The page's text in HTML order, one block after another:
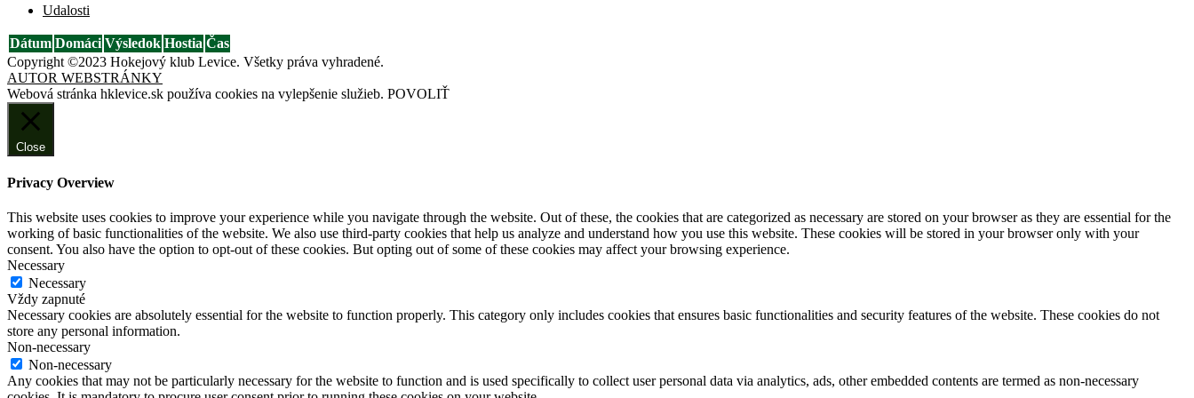
Udalosti
Dátum Domáci Výsledok Hostia Čas
Copyright ©2023 Hokejový klub Levice. Všetky práva vyhradené.
AUTOR WEBSTRÁNKY
Webová stránka hklevice.sk používa cookies na vylepšenie služieb. POVOLIŤ
Close
Privacy Overview
This website uses cookies to improve your experience while you navigate through the website. Out of these, the cookies that are categorized as necessary are stored on your browser as they are essential for the
working of basic functionalities of the website. We also use third-party cookies that help us analyze and understand how you use this website. These cookies will be stored in your browser only with your
consent. You also have the option to opt-out of these cookies. But opting out of some of these cookies may affect your browsing experience.
Necessary
Necessary
Vždy zapnuté
Necessary cookies are absolutely essential for the website to function properly. This category only includes cookies that ensures basic functionalities and security features of the website. These cookies do not
store any personal information.
Non-necessary
Non-necessary
Any cookies that may not be particularly necessary for the website to function and is used specifically to collect user personal data via analytics, ads, other embedded contents are termed as non-necessary